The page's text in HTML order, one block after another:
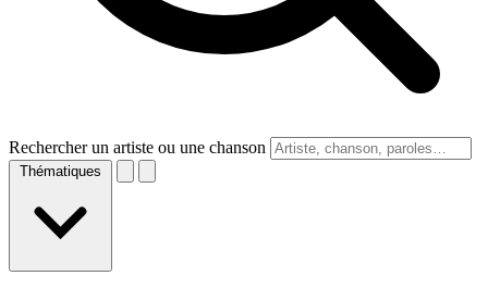
Rechercher un artiste ou une chanson
Thématiques